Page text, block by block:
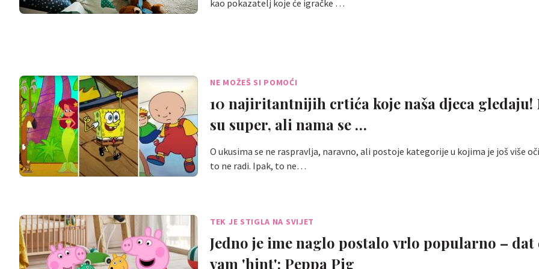
kao pokazatelj koje će igračke …
NE MOŽEŠ SI POMOĆI
10 najiritantnijih crtića koje naša djeca gledaju!
su super, ali nama se …
O ukusima se ne raspravlja, naravno, ali postoje kategorije u kojima je još više
to ne radi. Ipak, to ne…
TEK JE STIGLA NA SVIJET
Jedno je ime naglo postalo vrlo popularno – dat
vam 'hint': Peppa Pig